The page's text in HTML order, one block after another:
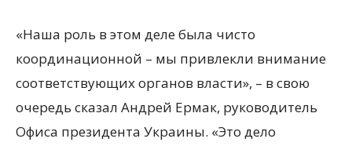
«Наша роль в этом деле была чисто
координационной – мы привлекли внимание
соответствующих органов власти», – в свою
очередь сказал Андрей Ермак, руководитель
Офиса президента Украины. «Это дело